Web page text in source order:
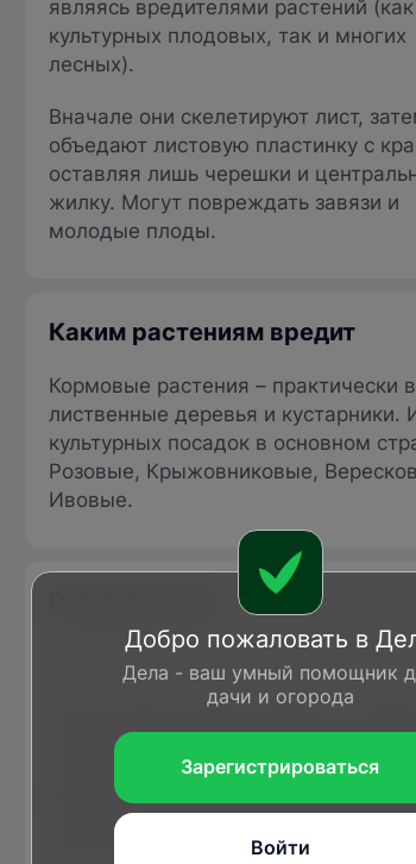
являясь вредителями растений (как
культурных плодовых, так и многих
лесных).
Вначале они скелетируют лист,
объедают листовую пластинку с
оставляя лишь черешки и
жилку. Могут повреждать завязи и
молодые плоды.
Каким растениям вредит
Кормовые растения – практически
лиственные деревья и кустарники.
культурных посадок в основном
Розовые, Крыжовниковые,
Ивовые.
В год развивается 1–3 поколения.
Самка редко уходит далеко с
кокона, из которого появилась.
она спаривается и откладывает
один слой светло-серые яйца во
половине июня – начале июля и
сразу же после кладки.
Добро пожаловать в
Дела - ваш умный помощник
дачи и огорода
Зарегистрироваться
Войти